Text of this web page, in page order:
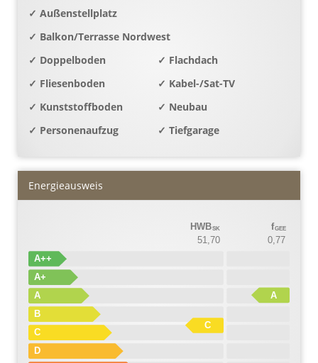
✓ Außenstellplatz
✓ Balkon/Terrasse Nordwest
✓ Doppelboden
✓ Flachdach
✓ Fliesenboden
✓ Kabel-/Sat-TV
✓ Kunststoffboden
✓ Neubau
✓ Personenaufzug
✓ Tiefgarage
Energieausweis
HWBSK
51,70 0,77
fGEE
A++
A+
A
B
C
D
A
C